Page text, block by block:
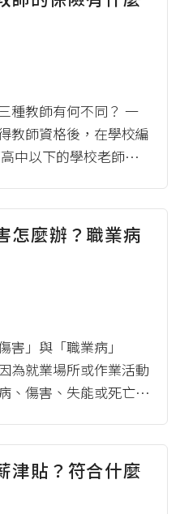
種教師有何不同？ 一
教師資格後，在學校編
中以下的學校老師，
怎麼辦？職業病
害」與「職業病」
為就業場所或作業活動
、傷害、失能或死亡。
津貼？符合什麼